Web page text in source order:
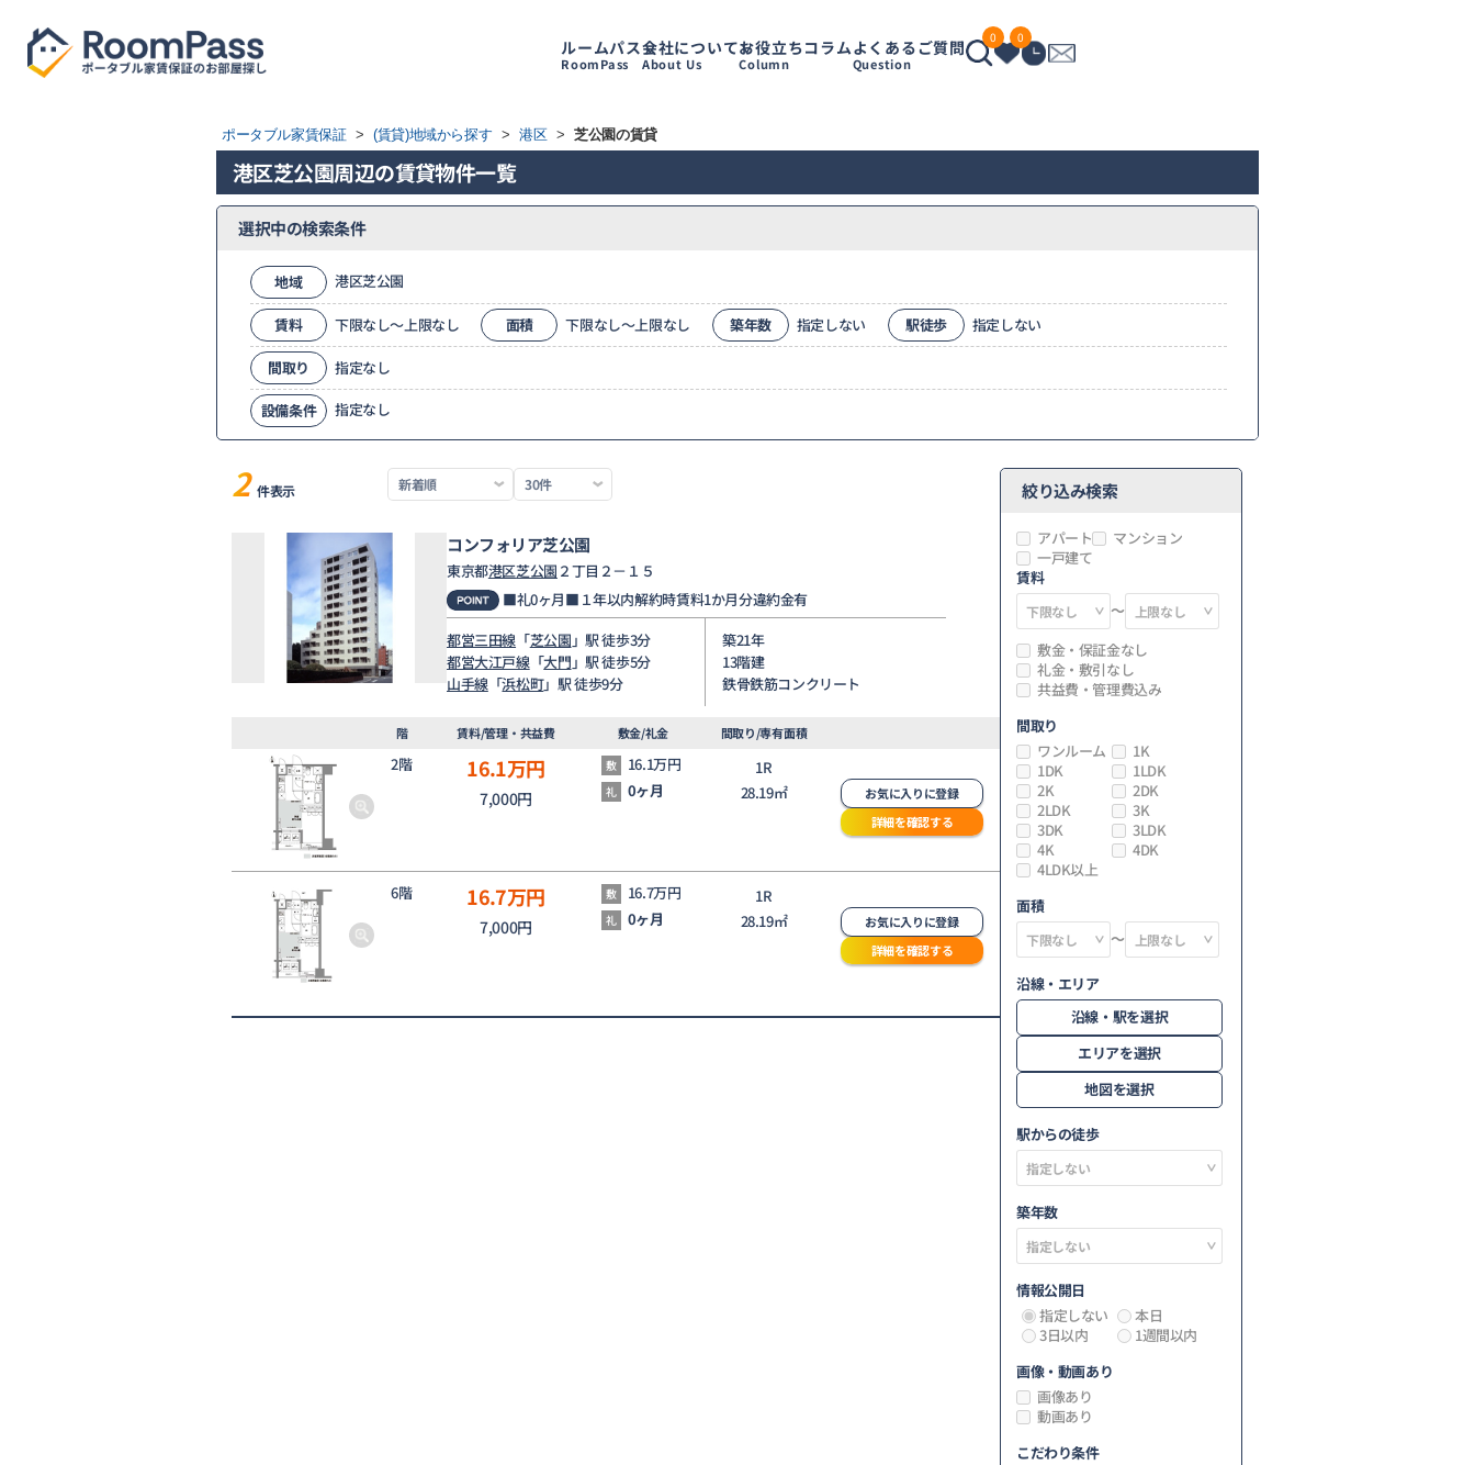
ルームパス
RoomPass
会社について
About Us
お役立ちコラム
Column
よくあるご質問
Question
0 0
ポータブル家賃保証 > (賃貸)地域から探す > 港区 > 芝公園の賃貸
港区芝公園周辺の賃貸物件一覧
選択中の検索条件
地域 港区芝公園
賃料 下限なし～上限なし 面積 下限なし～上限なし 築年数 指定しない 駅徒歩 指定しない
間取り 指定なし
設備条件 指定なし
2 件表示
コンフォリア芝公園
東京都港区芝公園 ２丁目２－１５
■礼0ヶ月■１年以内解約時賃料1か月分違約金有
都営三田線 「芝公園 」駅 徒歩3分
都営大江戸線「大門 」駅 徒歩5分
山手線「浜松町」駅 徒歩9分
築21年
13階建
鉄骨鉄筋コンクリート
階 賃料/管理・共益費 敷金/礼金 間取り/専有面積
2階 16.1万円
7,000円
敷 16.1万円
礼 0ヶ月
1R
28.19㎡
お気に入りに登録
詳細を確認する
6階 16.7万円
7,000円
敷 16.7万円
礼 0ヶ月
1R
28.19㎡
お気に入りに登録
詳細を確認する
絞り込み検索
アパート
マンション
一戸建て
賃料
～
敷金・保証金なし
礼金・敷引なし
共益費・管理費込み
間取り
ワンルーム
1K
1DK
1LDK
2K
2DK
2LDK
3K
3DK
3LDK
4K
4DK
4LDK以上
面積
～
沿線・エリア
沿線・駅を選択
エリアを選択
地図を選択
駅からの徒歩
築年数
情報公開日
指定しない
本日
3日以内
1週間以内
画像・動画あり
画像あり
動画あり
こだわり条件